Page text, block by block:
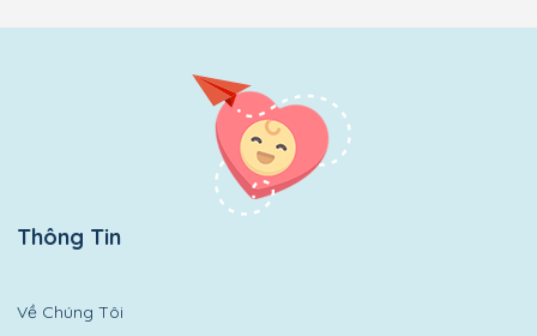
Thông Tin
Về Chúng Tôi